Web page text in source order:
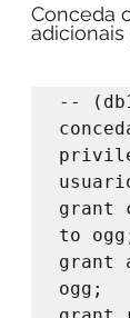
Conceda
adicionais
--
grant
to
grant
ogg;